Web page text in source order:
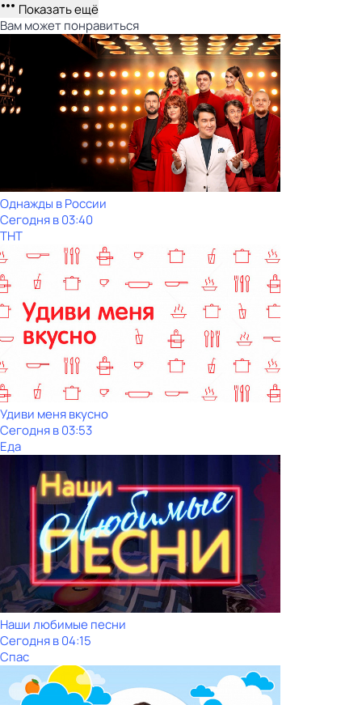
Показать ещё
Вам может понравиться
Однажды в России
Сегодня в 03:40
ТНТ
Удиви меня вкусно
Сегодня в 03:53
Еда
Наши любимые песни
Сегодня в 04:15
Спас